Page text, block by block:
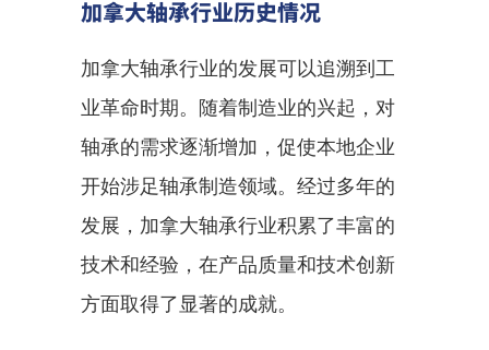
加拿大轴承行业历史情况
加拿大轴承行业的发展可以追溯到工
业革命时期。随着制造业的兴起，对
轴承的需求逐渐增加，促使本地企业
开始涉足轴承制造领域。经过多年的
发展，加拿大轴承行业积累了丰富的
技术和经验，在产品质量和技术创新
方面取得了显著的成就。